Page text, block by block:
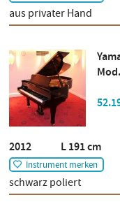
aus privater Hand
2012 L 191 cm
Instrument merken
schwarz poliert